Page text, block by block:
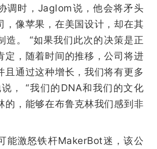
调时，Jaglom说，他会将矛头
，像苹果，在美国设计，却在其
造。 “如果我们此次的决策是正
定，随着时间的推移，公司将进
且通过这种增长，我们将有更多
， “我们的DNA和我们的文化
的，能够在布鲁克林我们感到非
能激怒铁杆MakerBot迷，该公